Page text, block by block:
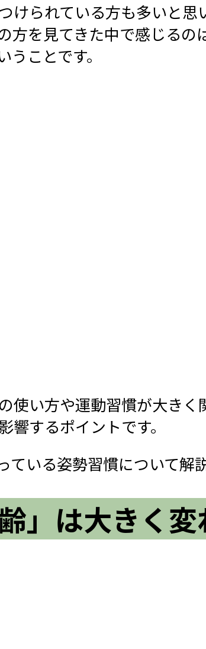
られている方も多いと思
を見てきた中で感じるのは
ことです。
い方や運動習慣が大きく
するポイントです。
いる姿勢習慣について解
」は大きく変